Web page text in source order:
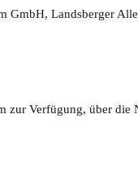
GmbH, Landsberger
zur Verfügung, über die